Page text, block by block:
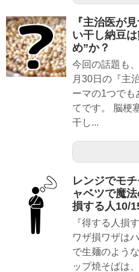
『主治医が
い干し納豆
め”か？
今回の話題も
月30日の『主
ーマの1つでも
てです。 脳梗
干し...
レンジでモ
ャベツで魔
損する人10/
『得する人損
ワザ損ワザは
で生麺のよう
ップ焼そばは